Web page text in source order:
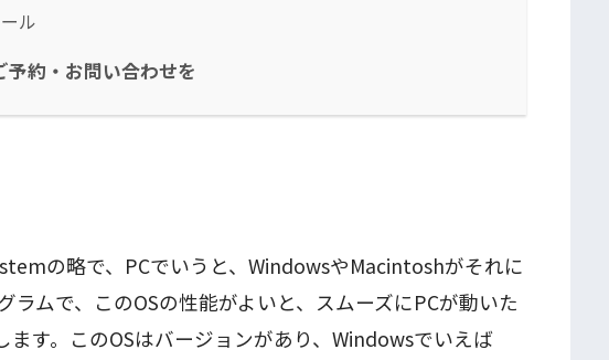
ル
約・お問い合わせを
の略で、PCでいうと、WindowsやMacintoshがそれに
ラムで、このOSの性能がよいと、スムーズにPCが動いた
ます。このOSはバージョンがあり、Windowsでいえば